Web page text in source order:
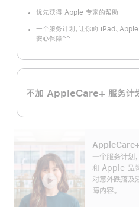
优先获得 Apple 专家的帮助
一个服务计划，让你的 iPad、
安心保障^^
不加 AppleCare+ 服务计
AppleCare+
一个服务计
和 Apple 品
对意外跌落及
障内容。